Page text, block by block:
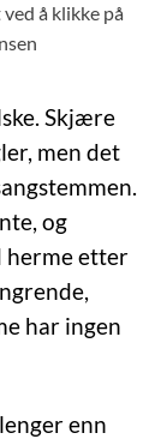
å klikke på
Skjære
men det
og
herme etter
har ingen
enn